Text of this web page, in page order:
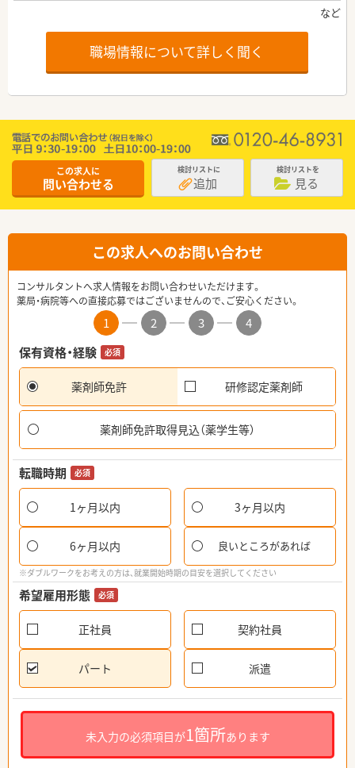
職場情報について詳しく聞く
この求人に
問い合わせる
検討リストに
追加
検討リストを
見る
この求人へのお問い合わせ
コンサルタントへ求人情報をお問い合わせいただけます。
薬局・病院等への直接応募ではございませんので、ご安心ください。
1 2 3
4
保有資格・経験
必須
薬剤師免許 研修認定薬剤師
薬剤師免許取得見込（薬学生等）
転職時期 必須
1ヶ月以内 3ヶ月以内
6ヶ月以内 良いところがあれば
※ダブルワークをお考えの方は、就業開始時期の目安を選択してください
希望雇用形態 必須
正社員 契約社員
パート 派遣
未入力の必須項目が1箇所あります